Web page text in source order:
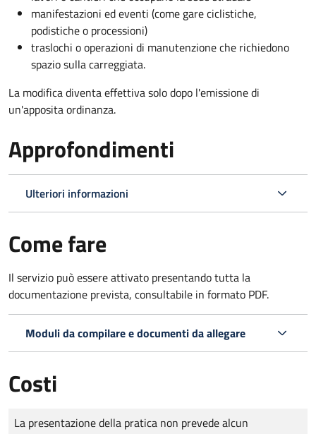
manifestazioni ed eventi (come gare ciclistiche,
podistiche o processioni)
traslochi o operazioni di manutenzione che richiedono
spazio sulla carreggiata.
La modifica diventa effettiva solo dopo l'emissione di
un'apposita ordinanza.
Approfondimenti
Ulteriori informazioni
Come fare
Il servizio può essere attivato presentando tutta la
documentazione prevista, consultabile in formato PDF.
Moduli da compilare e documenti da allegare
Costi
Tipo di pagamento
Importo
La presentazione della pratica non prevede alcun